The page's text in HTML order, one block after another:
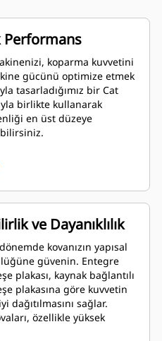
Performans
koparma kuvvetini
gücünü optimize etmek
tasarladığımız bir Cat
birlikte kullanarak
en üst düzeye
mesafesi, kovanın alt
kazı yapmamasını
bakım maliyetlerini
işlemi sırasında yakıt
en yüksek düzeydedir. Cat
makinenizin toplam
üretkenliğini iyileştirmek
malzemeleri hızlı biçimde
üzere tasarlanmıştır.
zamanda daha fazla
ve Dayanıklılık
kovanızın yapısal
güvenin. Entegre
plakası, kaynak bağlantılı
plakasına göre kuvvetin
dağıtılmasını sağlar.
özellikle yüksek